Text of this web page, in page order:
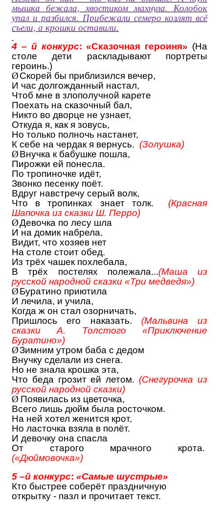
мышка бежала, хвостиком махнула. Колобок
упал и разбился. Прибежали семеро козлят всё
съели, а крошки оставили.
4 – й конкурс: «Сказочная героиня» (На
столе дети раскладывают портреты
героинь.)
ØСкорей бы приблизился вечер,
И час долгожданный настал,
Чтоб мне в злополучной карете
Поехать на сказочный бал,
Никто во дворце не узнает,
Откуда я, как я зовусь,
Но только полночь настанет,
К себе на чердак я вернусь. (Золушка)
ØВнучка к бабушке пошла,
Пирожки ей понесла.
По тропиночке идёт,
Звонко песенку поёт.
Вдруг навстречу серый волк,
Что в тропинках знает толк. (Красная
Шапочка из сказки Ш. Перро)
ØДевочка по лесу шла
И на домик набрела.
Видит, что хозяев нет
На столе стоит обед.
Из трёх чашек похлебала,
В трёх постелях полежала...(Маша из
русской народной сказки «Три медведя»)
ØБуратино приютила
И лечила, и учила,
Когда ж он стал озорничать,
Пришлось его наказать. (Мальвина из
сказки А. Толстого «Приключение
Буратино»)
ØЗимним утром баба с дедом
Внучку сделали из снега.
Но не знала крошка эта,
Что беда грозит ей летом.(Снегурочка из
русской народной сказки)
Ø Появилась из цветочка,
Всего лишь дюйм была росточком.
На ней хотел женится крот,
Но ласточка взяла в полёт.
И девочку она спасла
От старого мрачного крота.
(«Дюймовочка»)
5 –й конкурс: «Самые шустрые»
Кто быстрее соберёт праздничную
открытку - пазл и прочитает текст.